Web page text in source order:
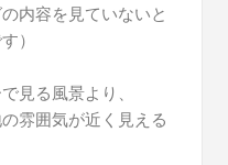
内容を見ていないと
）
見る風景より、
雰囲気が近く見える